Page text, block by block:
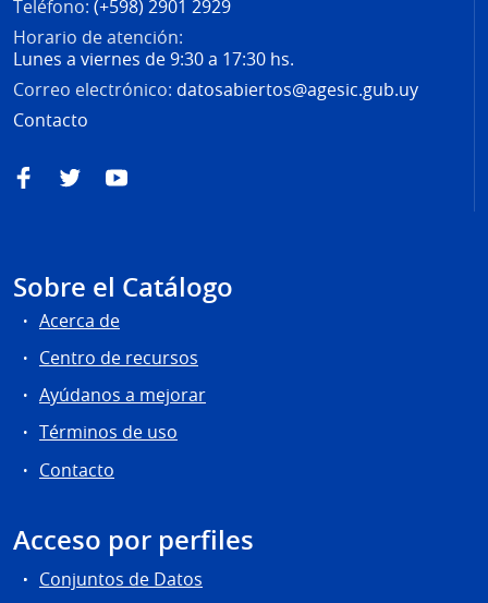
Teléfono: (+598) 2901 2929
Horario de atención:
Lunes a viernes de 9:30 a 17:30 hs.
Correo electrónico: datosabiertos@agesic.gub.uy
Contacto
FacebookTwitterYouTube
Sobre el Catálogo
Acerca de
Centro de recursos
Ayúdanos a mejorar
Términos de uso
Contacto
Acceso por perfiles
Conjuntos de Datos